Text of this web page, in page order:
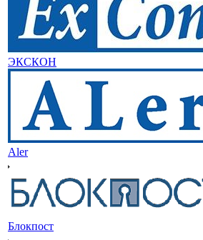
ЭКСКОН
Aler
Блокпост